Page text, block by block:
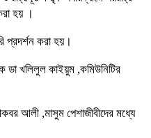
হয় ।
প্রদর্শন করা হয়।
ডা খলিলুল কাইয়ুম ,কমিউনিটির
আলী ,মাসুম পেশাজীবীদের মধ্যে